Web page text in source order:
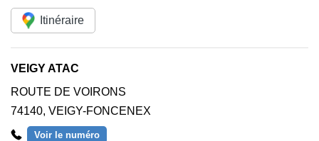
Itinéraire
VEIGY ATAC
ROUTE DE VOIRONS
74140, VEIGY-FONCENEX
Voir le numéro